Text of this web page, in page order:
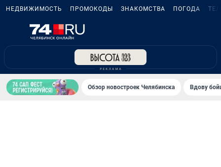
НЕДВИЖИМОСТЬ ПРОМОКОДЫ ЗНАКОМСТВА ПОГОДА
Обзор новостроек Челябинска Вдову